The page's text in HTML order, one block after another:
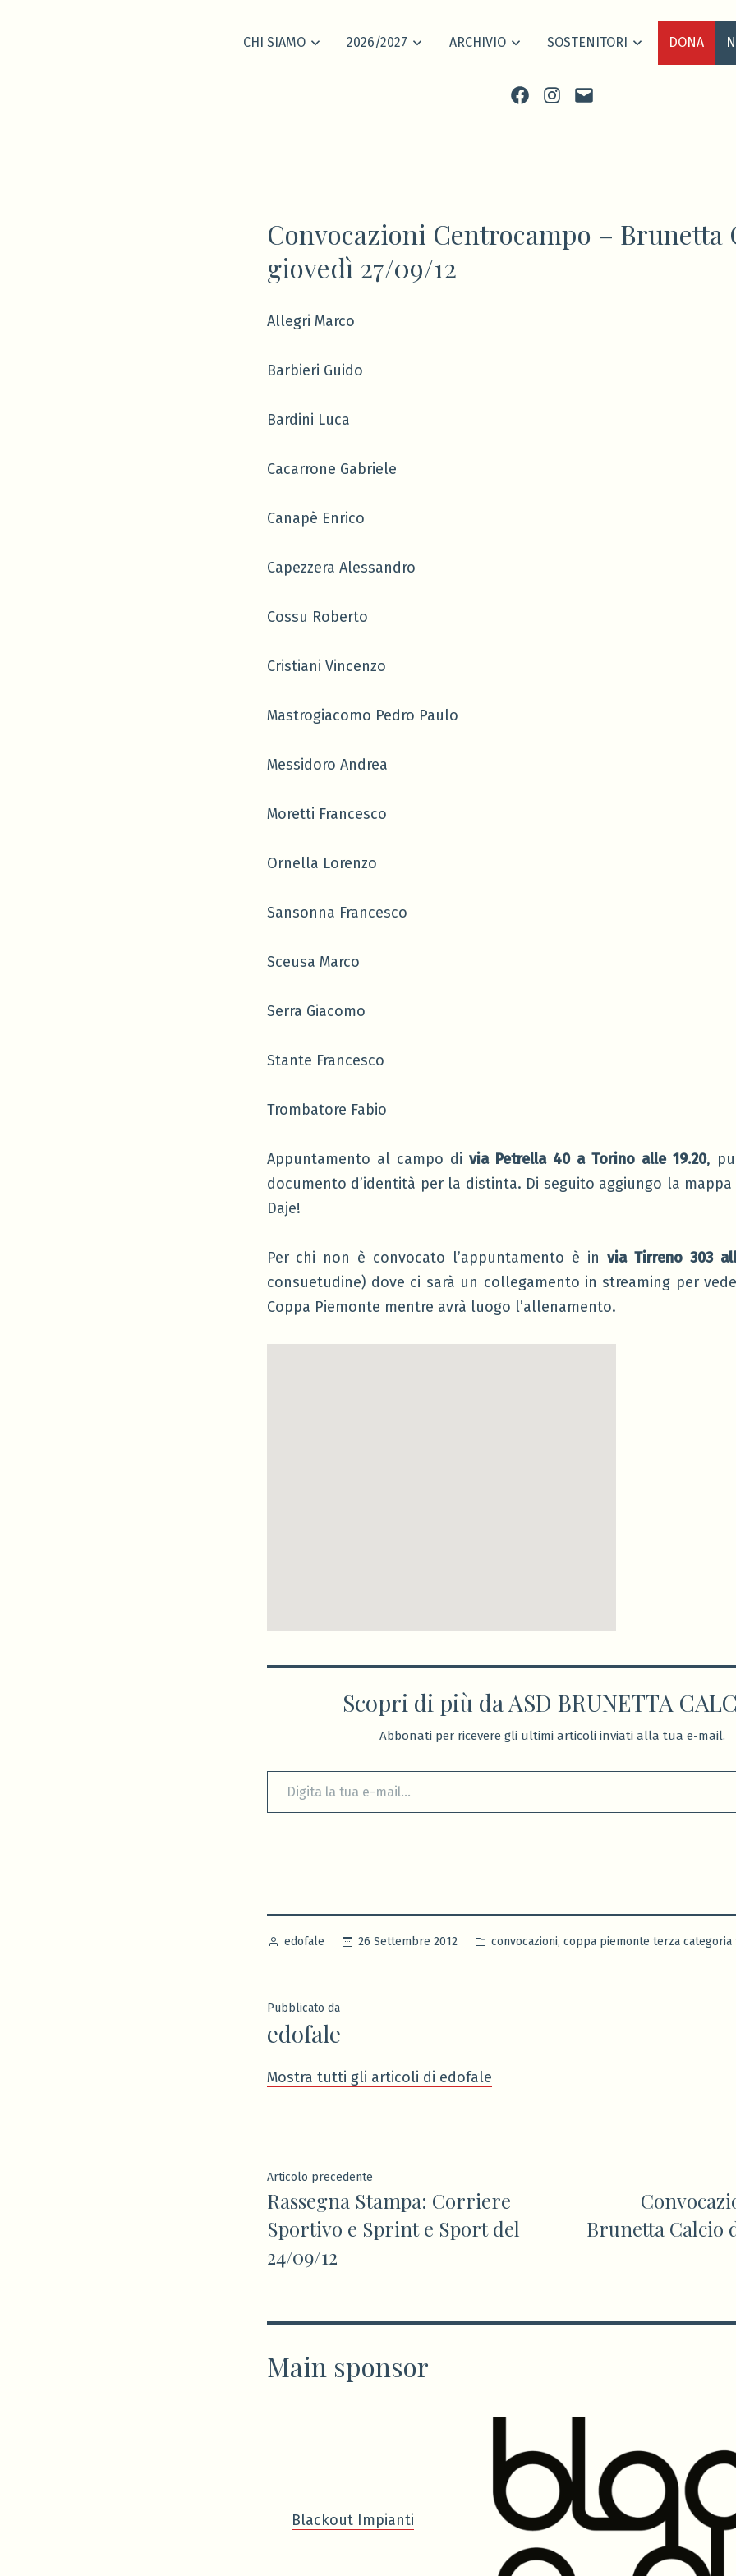
CHI SIAMO 2026/2027 ARCHIVIO SOSTENITORI DONA
FacebookInstagram
scrivi
Convocazioni Centrocampo – Brunetta
giovedì 27/09/12
Allegri Marco
Barbieri Guido
Bardini Luca
Cacarrone Gabriele
Canapè Enrico
Capezzera Alessandro
Cossu Roberto
Cristiani Vincenzo
Mastrogiacomo Pedro Paulo
Messidoro Andrea
Moretti Francesco
Ornella Lorenzo
Sansonna Francesco
Sceusa Marco
Serra Giacomo
Stante Francesco
Trombatore Fabio
Appuntamento al campo di via Petrella 40 a Torino alle 19.20,
documento d’identità per la distinta. Di seguito aggiungo la mappa
Daje!
Per chi non è convocato l’appuntamento è in via Tirreno 303
consuetudine) dove ci sarà un collegamento in streaming per
Coppa Piemonte mentre avrà luogo l’allenamento.
Scopri di più da ASD BRUNETTA
Abbonati per ricevere gli ultimi articoli inviati alla tua e-mail.
Digita la tua e-mail...
Pubblicato
edofale 26 Settembre 2012
Pubblicato
convocazioni, coppa piemonte terza categoria
Pubblicato da
edofale
Mostra tutti gli articoli di edofale
Navigazione
articoli
Articolo precedenteArticolo
precedente:
Rassegna Stampa: Corriere
Sportivo e Sprint e Sport del
24/09/12
Brunetta Calcio
Main sponsor
Blackout Impianti